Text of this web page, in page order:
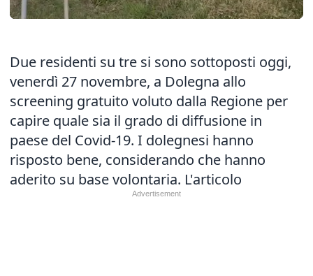
Due residenti su tre si sono sottoposti oggi,
venerdì 27 novembre, a Dolegna allo
screening gratuito voluto dalla Regione per
capire quale sia il grado di diffusione in
paese del Covid-19. I dolegnesi hanno
risposto bene, considerando che hanno
aderito su base volontaria. L'articolo